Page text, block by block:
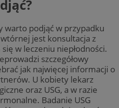
podjąć w przypadku
jest konsultacja z
w leczeniu niepłodności.
szczegółowy
jak najwięcej informacji o
U kobiety lekarz
oraz USG, a w razie
Badanie USG